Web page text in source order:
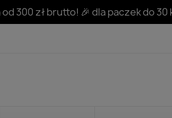
300 zł brutto! 🎉 dla paczek do 30